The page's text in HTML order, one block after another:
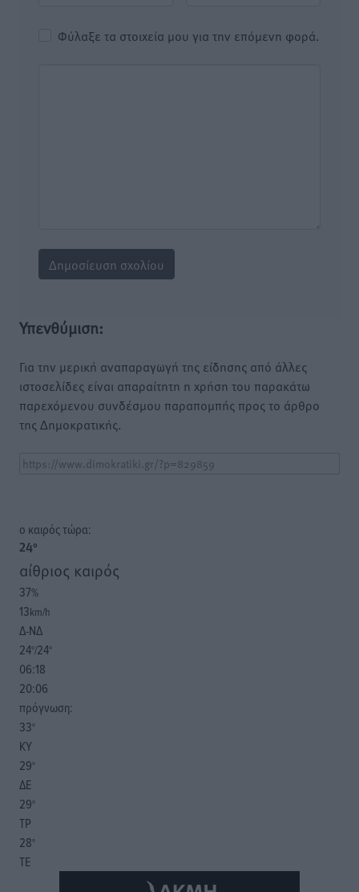
Φύλαξε τα στοιχεία μου για την επόμενη φορά.
Υπενθύμιση:
Για την μερική αναπαραγωγή της είδησης από άλλες
ιστοσελίδες είναι απαραίτητη η χρήση του παρακάτω
παρεχόμενου συνδέσμου παραπομπής προς το άρθρο
της Δημοκρατικής.
o καιρός τώρα:
24°
αίθριος καιρός
37%
13km/h
Δ-ΝΔ
24°/24°
06:18
20:06
πρόγνωση:
33°
ΚΥ
29°
ΔΕ
29°
ΤΡ
28°
ΤΕ